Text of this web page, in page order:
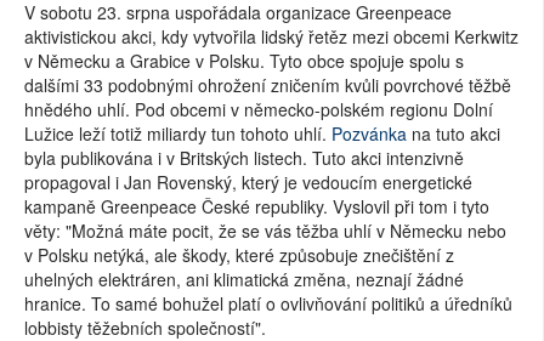
V sobotu 23. srpna uspořádala organizace Greenpeace
aktivistickou akci, kdy vytvořila lidský řetěz mezi obcemi Kerkwitz
v Německu a Grabice v Polsku. Tyto obce spojuje spolu s
dalšími 33 podobnými ohrožení zničením kvůli povrchové těžbě
hnědého uhlí. Pod obcemi v německo-polském regionu Dolní
Lužice leží totiž miliardy tun tohoto uhlí. Pozvánka na tuto akci
byla publikována i v Britských listech. Tuto akci intenzivně
propagoval i Jan Rovenský, který je vedoucím energetické
kampaně Greenpeace České republiky. Vyslovil při tom i tyto
věty: "Možná máte pocit, že se vás těžba uhlí v Německu nebo
v Polsku netýká, ale škody, které způsobuje znečištění z
uhelných elektráren, ani klimatická změna, neznají žádné
hranice. To samé bohužel platí o ovlivňování politiků a úředníků
lobbisty těžebních společností".